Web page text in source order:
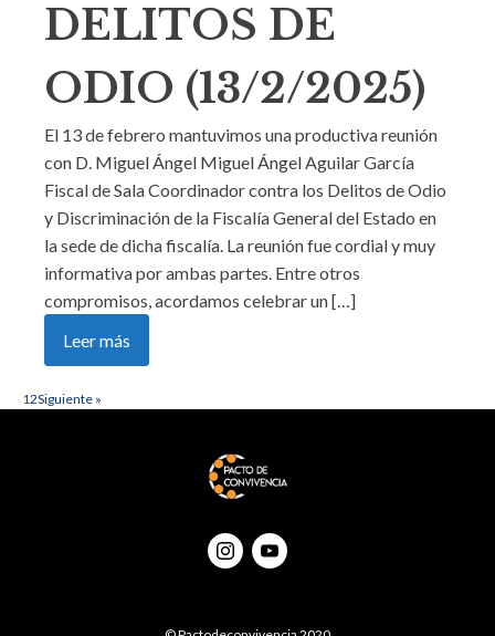
DELITOS DE
ODIO (13/2/2025)
El 13 de febrero mantuvimos una productiva reunión
con D. Miguel Ángel Miguel Ángel Aguilar García
Fiscal de Sala Coordinador contra los Delitos de Odio
y Discriminación de la Fiscalía General del Estado en
la sede de dicha fiscalía. La reunión fue cordial y muy
informativa por ambas partes. Entre otros
compromisos, acordamos celebrar un […]
Leer más
12Siguiente »